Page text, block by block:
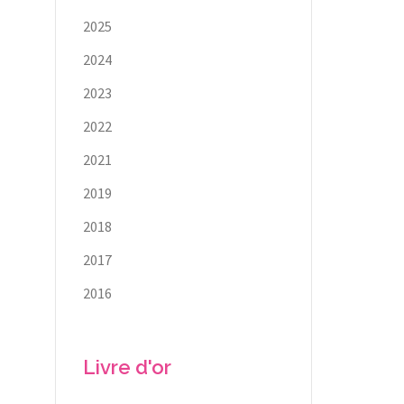
2025
2024
2023
2022
2021
2019
2018
2017
2016
Livre d'or